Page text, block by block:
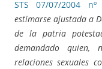
STS 07/07/2004
estimarse ajustada a
de la patria
demandado quien,
relaciones sexuales